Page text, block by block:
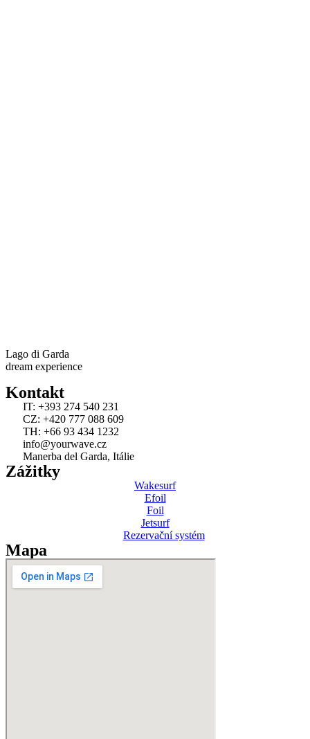
Lago di Garda
dream experience
Kontakt
IT: +393 274 540 231
CZ: +420 777 088 609
TH: +66 93 434 1232
info@yourwave.cz
Manerba del Garda, Itálie
Zážitky
Wakesurf
Efoil
Foil
Jetsurf
Rezervační systém
Mapa